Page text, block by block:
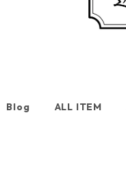
Blog ALL ITEM